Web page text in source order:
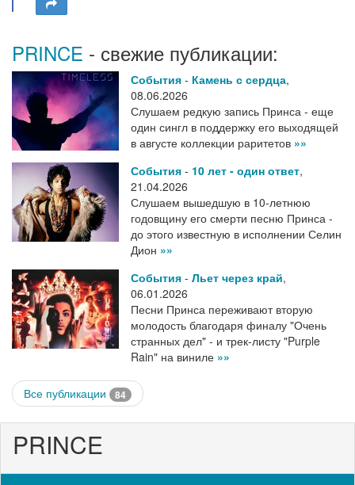
PRINCE - свежие публикации:
События - Камень с сердца,
08.06.2026
Слушаем редкую запись Принса - еще
один сингл в поддержку его выходящей
в августе коллекции раритетов »»
События - 10 лет - один ответ,
21.04.2026
Слушаем вышедшую в 10-летнюю
годовщину его смерти песню Принса -
до этого известную в исполнении Селин
Дион »»
События - Льет через край,
06.01.2026
Песни Принса переживают вторую
молодость благодаря финалу "Очень
странных дел" - и трек-листу "Purple
Rain" на виниле »»
Все публикации 84
PRINCE